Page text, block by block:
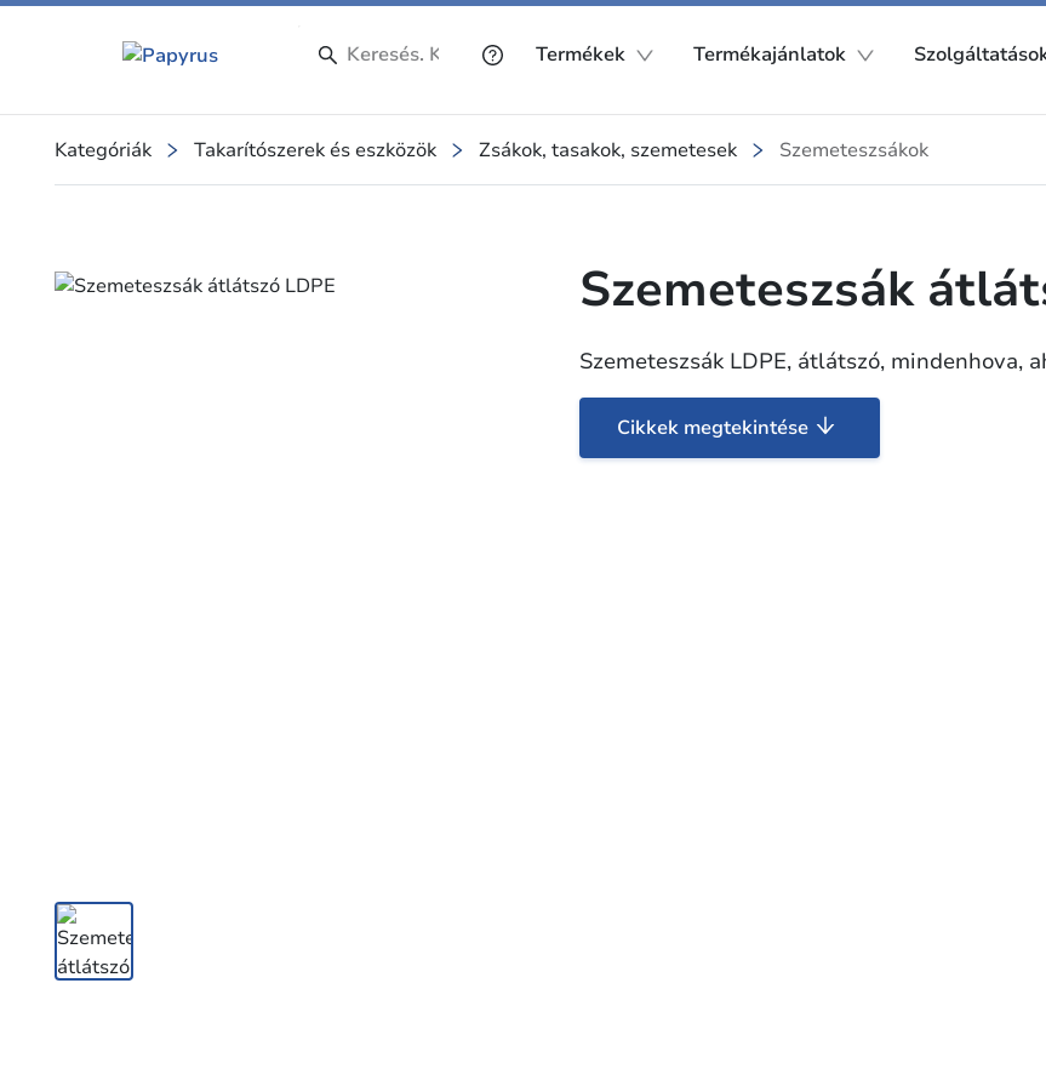
Termékek Termékajánlatok
Kategóriák Takarítószerek és eszközök Zsákok, tasakok, szemetesek Szemeteszsákok
Slide 1 of 1 Szemeteszsák
Szemeteszsák LDPE, átlátszó, mindenhova,
Cikkek megtekintése